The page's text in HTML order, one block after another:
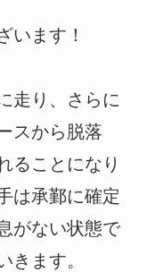
います！
走り、さらに
スから脱落
ることになり
は承鄞に確定
がない状態で
きます。